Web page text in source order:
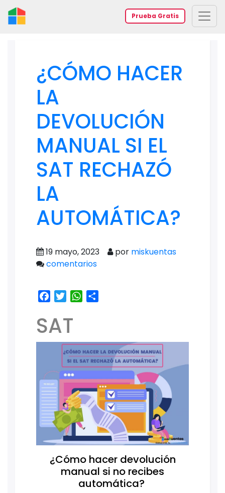
Prueba Gratis
¿CÓMO HACER
LA
DEVOLUCIÓN
MANUAL SI EL
SAT RECHAZÓ
LA
AUTOMÁTICA?
19 mayo, 2023 por miskuentas
comentarios
Facebook
TwitterWhatsApp
SAT
¿Cómo hacer devolución
manual si no recibes
automática?